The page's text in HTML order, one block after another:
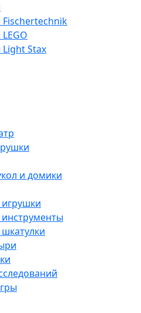
Fisсhertechnik
Light Stax
и домики